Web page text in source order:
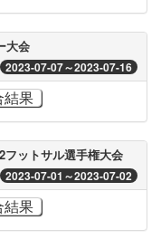
大会
2023-07-07～2023-07-16
結果
フットサル選手権大会
2023-07-01～2023-07-02
結果